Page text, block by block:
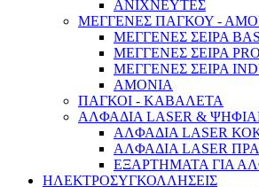
ΑΝΙΧΝΕΥΤΕΣ
ΜΕΓΓΕΝΕΣ ΠΑΓΚΟΥ -
ΜΕΓΓΕΝΕΣ ΣΕΙΡΑ
ΜΕΓΓΕΝΕΣ ΣΕΙΡΑ
ΜΕΓΓΕΝΕΣ ΣΕΙΡΑ
ΑΜΟΝΙΑ
ΠΑΓΚΟΙ - ΚΑΒΑΛΕΤΑ
ΑΛΦΑΔΙΑ LASER &
ΑΛΦΑΔΙΑ LASER
ΑΛΦΑΔΙΑ LASER
ΕΞΑΡΤΗΜΑΤΑ ΓΙΑ
ΗΛΕΚΤΡΟΣΥΓΚΟΛΛΗΣΕΙΣ